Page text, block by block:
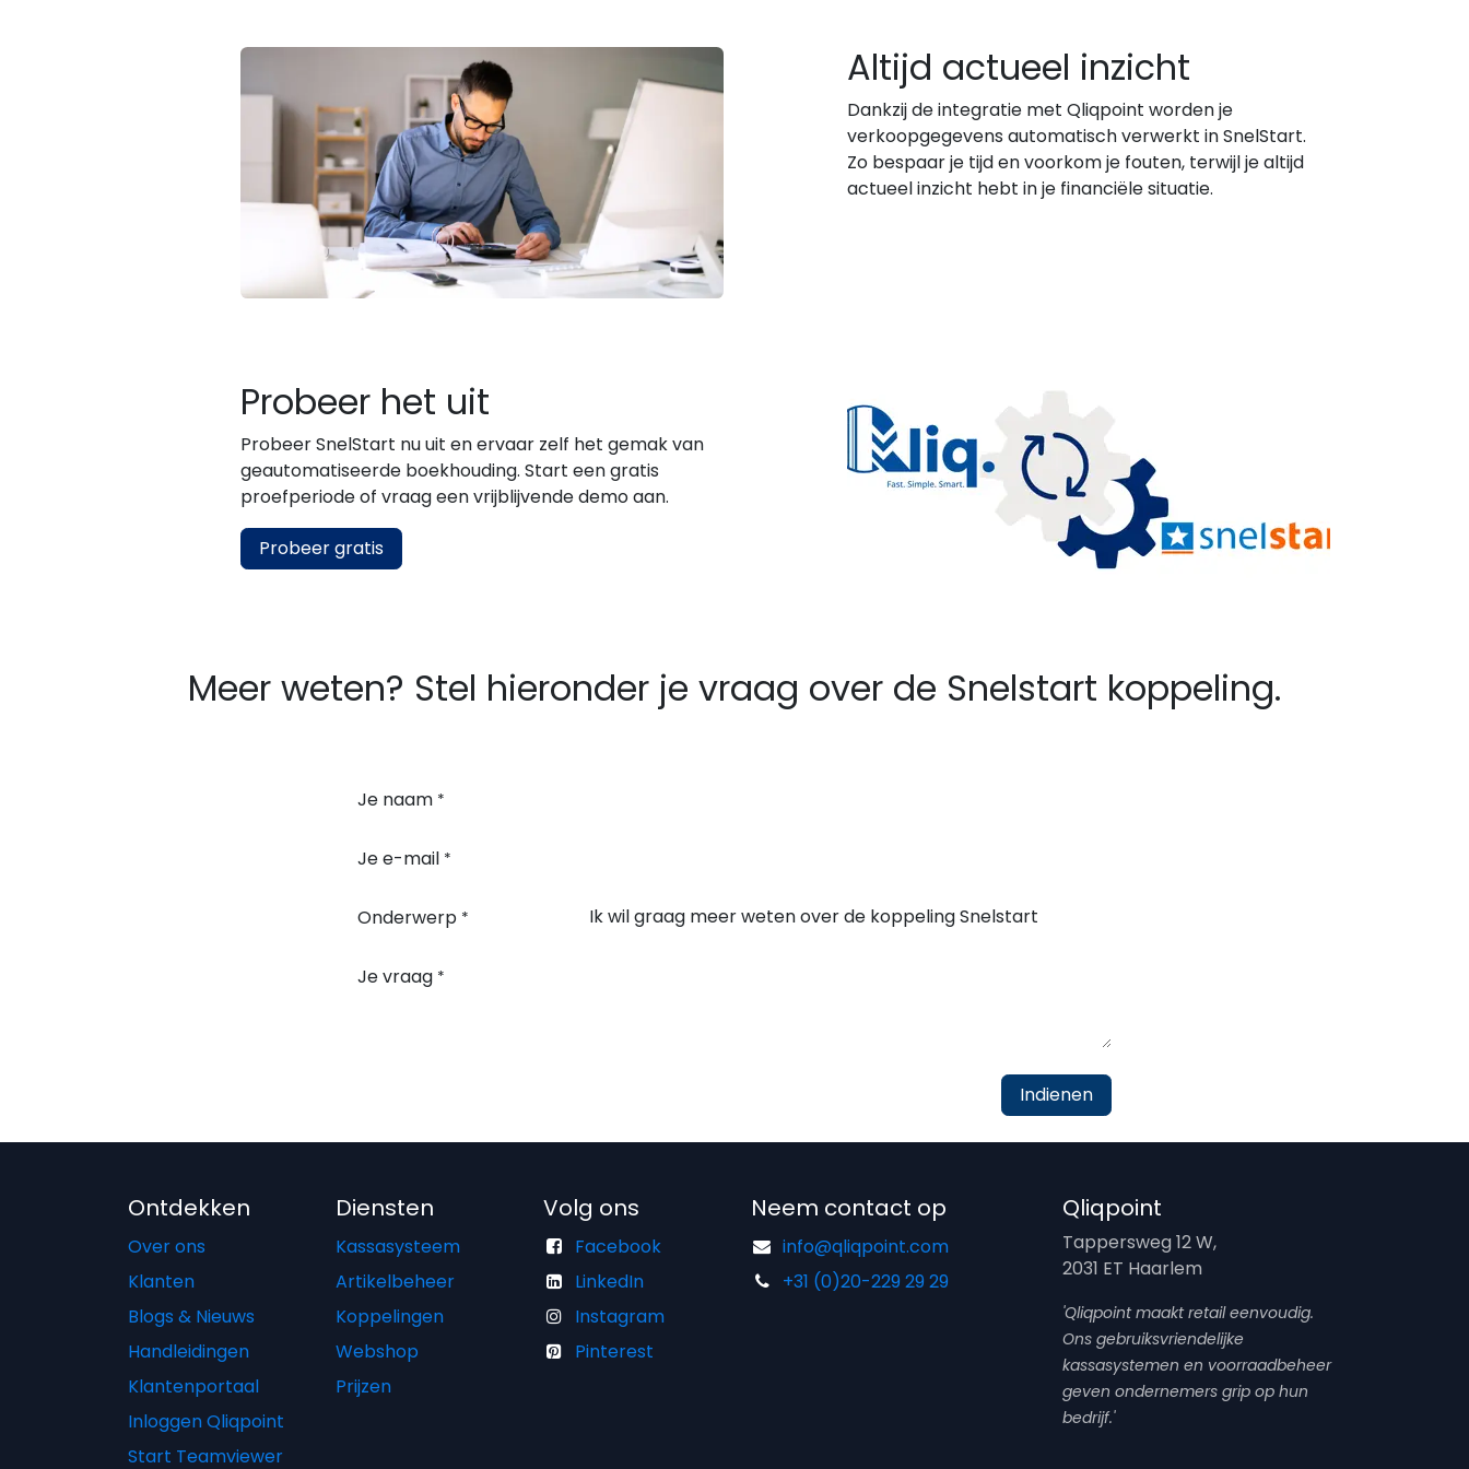
Altijd actueel inzicht
Dankzij de integratie met Qliqpoint worden je
verkoopgegevens automatisch verwerkt in SnelStart.
Zo bespaar je tijd en voorkom je fouten, terwijl je altijd
actueel inzicht hebt in je financiële situatie.
Probeer het uit
Probeer SnelStart nu uit en ervaar zelf het gemak van
geautomatiseerde boekhouding. Start een gratis
proefperiode of vraag een vrijblijvende demo aan.
Probeer gratis
Meer weten? Stel hieronder je vraag over de Snelstart koppeling.
Je naam *
Je e-mail *
Onderwerp *
Je vraag *
Indienen
Ontdekken
Over ons
Klanten
Blogs & Nieuws
Handleidingen
Klantenportaal
Inloggen Qliqpoint
Start Teamviewer
Diensten
Kassasysteem
Artikelbeheer
Koppelingen
Webshop
Prijzen
Volg ons
Facebook
LinkedIn
Instagram
Pinterest
Neem contact op
info@qliqpoint.com
+31 (0)20-229 29 29
Qliqpoint
Tappersweg 12 W,
2031 ET Haarlem
'Qliqpoint maakt retail eenvoudig.
Ons gebruiksvriendelijke
kassasystemen en voorraadbeheer
geven ondernemers grip op hun
bedrijf.'